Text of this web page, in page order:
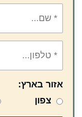
אזור בארץ:
צפון